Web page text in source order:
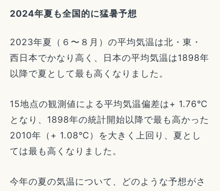
2024年夏も全国的に猛暑予想
2023年夏（６〜８月）の平均気温は北・東・
西日本でかなり高く、日本の平均気温は1898年
以降で夏として最も高くなりました。
15地点の観測値による平均気温偏差は+ 1.76℃
となり、1898年の統計開始以降で最も高かった
2010年（+ 1.08℃）を大きく上回り、夏とし
ては最も高くなりました。
今年の夏の気温について、どのような予想がさ